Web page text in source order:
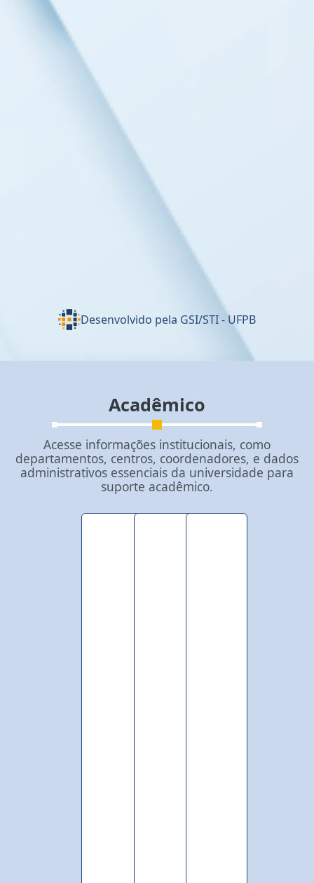
Desenvolvido pela GSI/STI - UFPB
Acadêmico
Acesse informações institucionais, como
departamentos, centros, coordenadores, e dados
administrativos essenciais da universidade para
suporte acadêmico.